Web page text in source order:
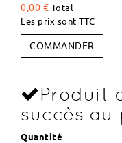
0,00 € Total
Les prix sont TTC
COMMANDER
Produit
succès au
Quantité